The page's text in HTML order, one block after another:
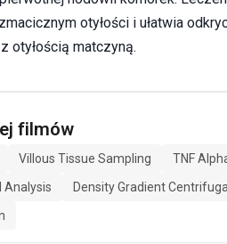
otyłości i ułatwia
otyłością matczyną.
filmów
Villous Tissue Sampling
TNF
Analysis
Density Gradient